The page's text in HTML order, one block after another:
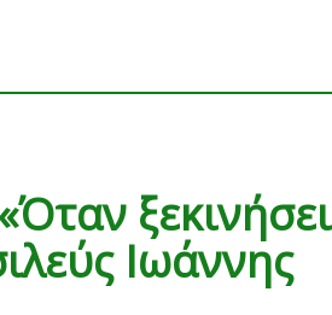
ξεκινήσει
Ιωάννης